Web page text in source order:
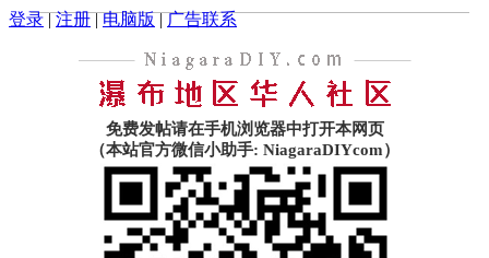
登录|注册|电脑版|广告联系
免费发帖请在手机浏览器中打开本网页
（本站官方微信小助手: NiagaraDIYcom）